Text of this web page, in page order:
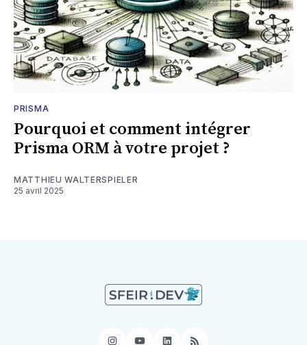
PRISMA
Pourquoi et comment intégrer
Prisma ORM à votre projet ?
MATTHIEU WALTERSPIELER
25 avril 2025